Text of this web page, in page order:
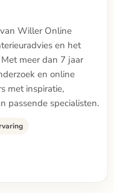
Willer Online
en het
meer dan 7 jaar
en online
met inspiratie,
passende specialisten.